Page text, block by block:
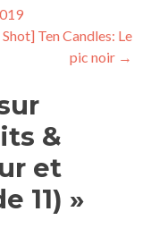
Ten Candles: Le
pic noir →
&
et
11) »